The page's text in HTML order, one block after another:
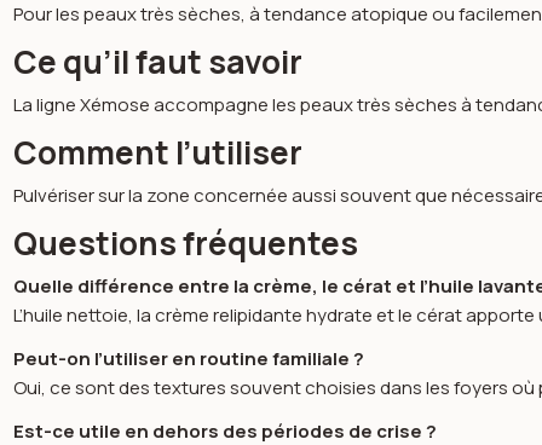
Pour les peaux très sèches, à tendance atopique ou
Ce qu’il faut savoir
La ligne Xémose accompagne les peaux très sèches à
Comment l’utiliser
Pulvériser sur la zone concernée aussi souvent que
Questions fréquentes
Quelle différence entre la crème, le cérat et l’huile
L’huile nettoie, la crème relipidante hydrate et le cérat
Peut-on l’utiliser en routine familiale ?
Oui, ce sont des textures souvent choisies dans les foyers
Est-ce utile en dehors des périodes de crise ?